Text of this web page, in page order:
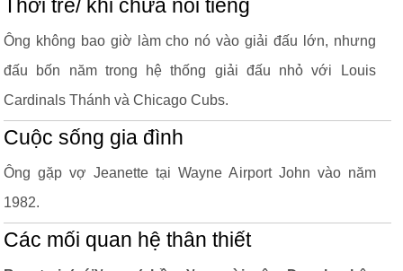
Thời trẻ/ khi chưa nổi tiếng
Ông không bao giờ làm cho nó vào giải đấu lớn, nhưng
đấu bốn năm trong hệ thống giải đấu nhỏ với Louis
Cardinals Thánh và Chicago Cubs.
Cuộc sống gia đình
Ông gặp vợ Jeanette tại Wayne Airport John vào năm
1982.
Các mối quan hệ thân thiết